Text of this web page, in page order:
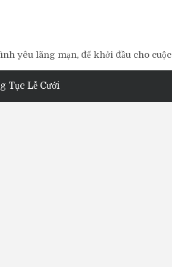
yêu lãng mạn, để khởi đầu cho
Tục Lễ Cưới